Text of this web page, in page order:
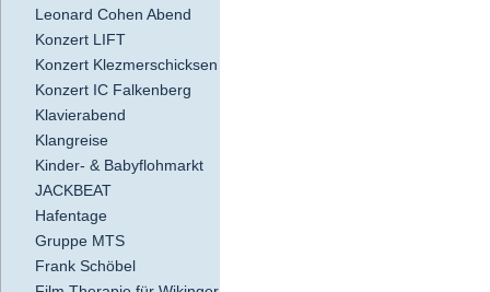
Leonard Cohen Abend
Konzert LIFT
Konzert Klezmerschicksen
Konzert IC Falkenberg
Klavierabend
Klangreise
Kinder- & Babyflohmarkt
JACKBEAT
Hafentage
Gruppe MTS
Frank Schöbel